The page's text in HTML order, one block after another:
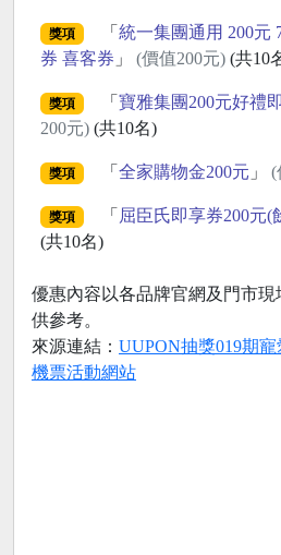
獎項 「 統一集團通用 200元
券 喜客券 」 (價值200元) (共10
獎項 「 寶雅集團200元好禮
200元) (共10名)
獎項 「 全家購物金200元 」 (
獎項 「 屈臣氏即享券200元(
(共10名)
優惠內容以各品牌官網及門市
供參考。
來源連結： UUPON抽獎019期
機票活動網站